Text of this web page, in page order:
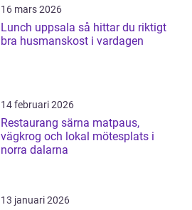
16 mars 2026
Lunch uppsala så hittar du riktigt
bra husmanskost i vardagen
14 februari 2026
Restaurang särna matpaus,
vägkrog och lokal mötesplats i
norra dalarna
13 januari 2026